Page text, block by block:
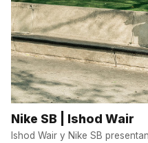
Nike SB | Ishod Wair
Ishod Wair y Nike SB